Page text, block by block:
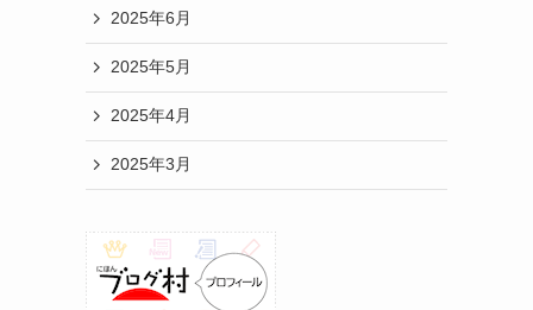
2025年6月
2025年5月
2025年4月
2025年3月